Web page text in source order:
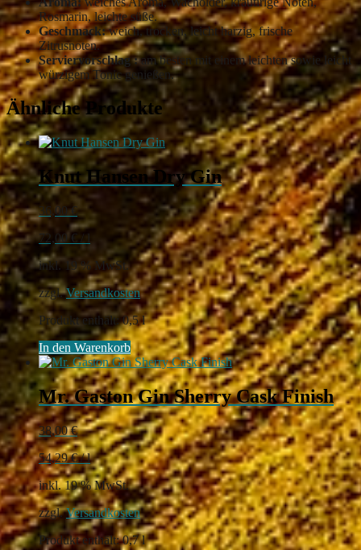
Rosmarin, leichte süße.
Geschmack:weich, trocken, leicht harzig, frische
Zitrusnoten.
Serviervorschlag :am besten mit einem leichten sowie leicht
würzigem Tonic genießen.
Ähnliche Produkte
Knut Hansen Dry Gin
36,00€
72,00 €
inkl. 19 % MwSt.
zzgl.Versandkosten
Produkt enthält: 0,5l
In den Warenkorb
Mr. Gaston Gin Sherry Cask Finish
38,00€
54,29€/l
inkl. 19 % MwSt.
zzgl.Versandkosten
Produkt enthält: 0,7l